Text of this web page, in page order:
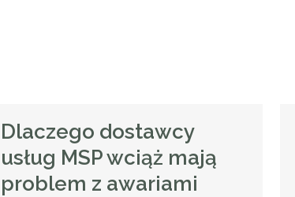
Dlaczego dostawcy
usług MSP wciąż mają
problem z awariami